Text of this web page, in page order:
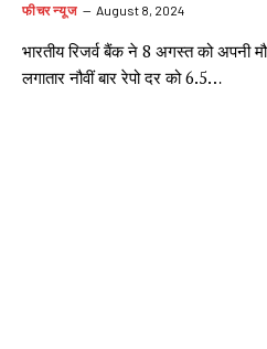
फीचर न्यूज August 8, 2024
भारतीय रिजर्व बैंक ने 8 अगस्त को अपनी
लगातार नौवीं बार रेपो दर को 6.5…